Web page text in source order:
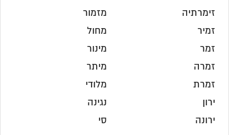
זימרתיה
זמיר
זמר
זמרה
זמרת
ירון
ירונה
מזמור
מחול
מינור
מיתר
מלודי
נגינה
סי